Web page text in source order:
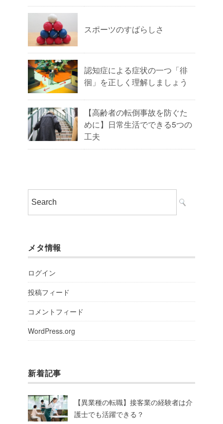
スポーツのすばらしさ
認知症による症状の一つ「徘
徊」を正しく理解しましょう
【高齢者の転倒事故を防ぐた
めに】日常生活でできる5つの
工夫
メタ情報
ログイン
投稿フィード
コメントフィード
WordPress.org
新着記事
【異業種の転職】接客業の経験者は介
護士でも活躍できる？